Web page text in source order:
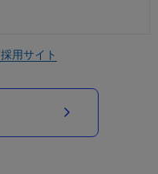
採用サイト